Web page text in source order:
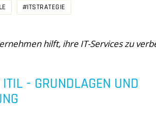
#ITSTRATEGIE
hilft, ihre IT-Services zu
- GRUNDLAGEN UND